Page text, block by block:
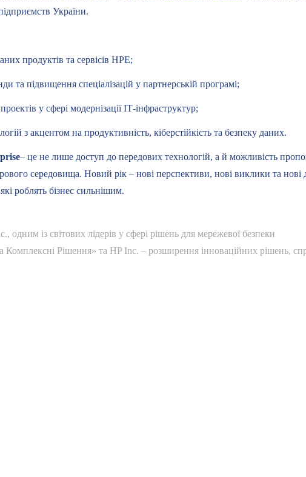
України.
продуктів та сервісів HPE;
підвищення спеціалізацій у партнерській програмі;
у сфері модернізації ІТ-інфраструктур;
акцентом на продуктивність, кіберстійкість та безпеку даних.
– це не лише доступ до передових технологій, а й можливість
середовища. Новий рік – нові перспективи, нові виклики та нові
роблять бізнес сильнішим.
одним із світових лідерів у сфері рішень для мережевої безпеки
Рішення» та HP Inc. – розширення інноваційних рішень,